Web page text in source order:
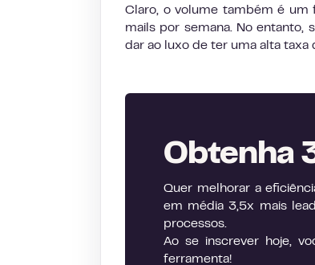
Claro, o volume também é um
mails por semana. No entanto,
dar ao luxo de ter uma alta taxa
Obtenha
Quer melhorar a
em média 3,5x mais
processos.
Ao se inscrever hoje,
ferramenta!